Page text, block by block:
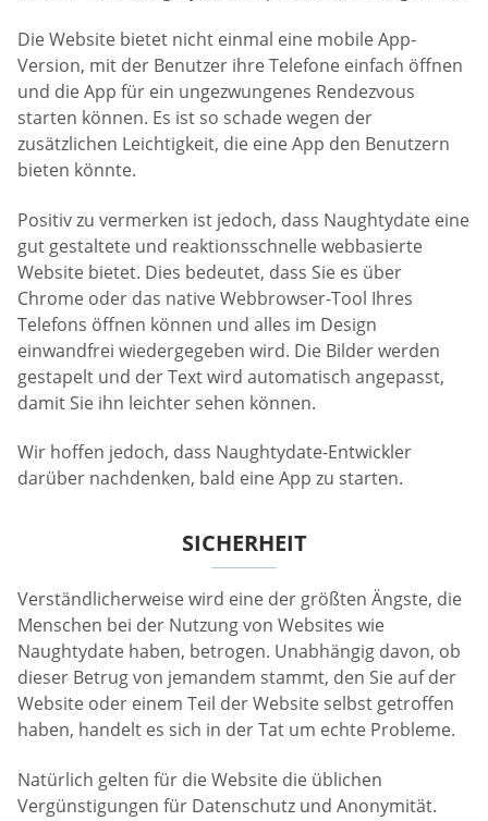
Die Website bietet nicht einmal eine mobile App-
Version, mit der Benutzer ihre Telefone einfach öffnen
und die App für ein ungezwungenes Rendezvous
starten können. Es ist so schade wegen der
zusätzlichen Leichtigkeit, die eine App den Benutzern
bieten könnte.
Positiv zu vermerken ist jedoch, dass Naughtydate eine
gut gestaltete und reaktionsschnelle webbasierte
Website bietet. Dies bedeutet, dass Sie es über
Chrome oder das native Webbrowser-Tool Ihres
Telefons öffnen können und alles im Design
einwandfrei wiedergegeben wird. Die Bilder werden
gestapelt und der Text wird automatisch angepasst,
damit Sie ihn leichter sehen können.
Wir hoffen jedoch, dass Naughtydate-Entwickler
darüber nachdenken, bald eine App zu starten.
SICHERHEIT
Verständlicherweise wird eine der größten Ängste, die
Menschen bei der Nutzung von Websites wie
Naughtydate haben, betrogen. Unabhängig davon, ob
dieser Betrug von jemandem stammt, den Sie auf der
Website oder einem Teil der Website selbst getroffen
haben, handelt es sich in der Tat um echte Probleme.
Natürlich gelten für die Website die üblichen
Vergünstigungen für Datenschutz und Anonymität.